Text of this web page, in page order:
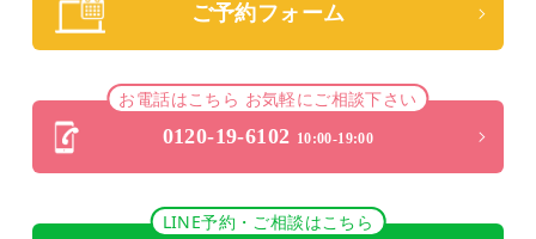
ご予約フォーム
お電話はこちら お気軽にご相談下さい
0120-19-6102 10:00-19:00
LINE予約・ご相談はこちら